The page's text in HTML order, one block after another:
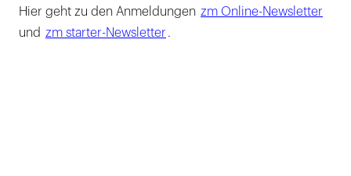
Hier geht zu den Anmeldungen zm Online-Newsletter
und zm starter-Newsletter .